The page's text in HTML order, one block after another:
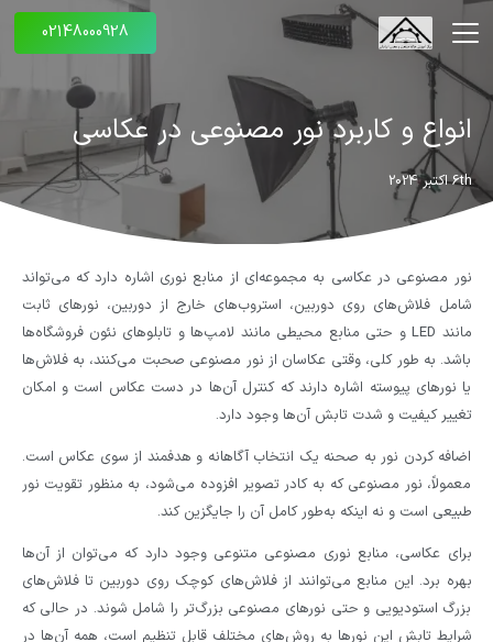
02148000928
انواع و کاربرد نور مصنوعی در عکاسی
6th اکتبر 2024
نور مصنوعی در عکاسی به مجموعه‌ای از منابع نوری اشاره دارد که می‌تواند
شامل فلاش‌های روی دوربین، استروب‌های خارج از دوربین، نورهای ثابت
مانند LED و حتی منابع محیطی مانند لامپ‌ها و تابلوهای نئون فروشگاه‌ها
باشد. به طور کلی، وقتی عکاسان از نور مصنوعی صحبت می‌کنند، به فلاش‌ها
یا نورهای پیوسته اشاره دارند که کنترل آن‌ها در دست عکاس است و امکان
تغییر کیفیت و شدت تابش آن‌ها وجود دارد.
اضافه کردن نور به صحنه یک انتخاب آگاهانه و هدفمند از سوی عکاس است.
معمولاً، نور مصنوعی که به کادر تصویر افزوده می‌شود، به منظور تقویت نور
طبیعی است و نه اینکه به‌طور کامل آن را جایگزین کند.
برای عکاسی، منابع نوری مصنوعی متنوعی وجود دارد که می‌توان از آن‌ها
بهره برد. این منابع می‌توانند از فلاش‌های کوچک روی دوربین تا فلاش‌های
بزرگ استودیویی و حتی نورهای مصنوعی بزرگ‌تر را شامل شوند. در حالی که
شرایط تابش این نورها به روش‌های مختلف قابل تنظیم است، همه آن‌ها در